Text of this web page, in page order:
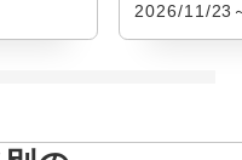
2026/11/23